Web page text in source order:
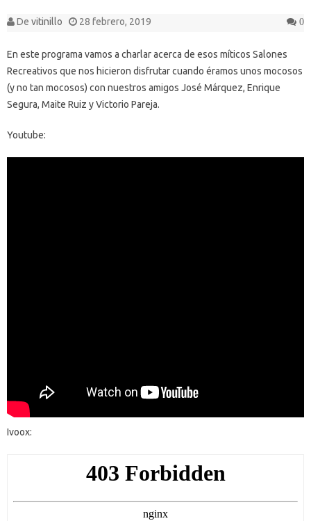
De vitinillo 28 febrero, 2019 0
En este programa vamos a charlar acerca de esos míticos Salones
Recreativos que nos hicieron disfrutar cuando éramos unos mocosos
(y no tan mocosos) con nuestros amigos José Márquez, Enrique
Segura, Maite Ruiz y Victorio Pareja.
Youtube:
Ivoox: